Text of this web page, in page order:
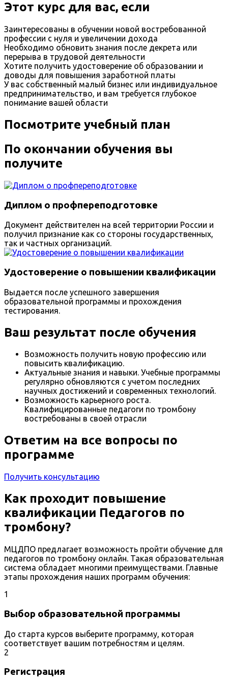
Этот курс для вас, если
Заинтересованы в обучении новой востребованной
профессии с нуля и увеличении дохода
Необходимо обновить знания после декрета или
перерыва в трудовой деятельности
Хотите получить удостоверение об образовании и
доводы для повышения заработной платы
У вас собственный малый бизнес или индивидуальное
предпринимательство, и вам требуется глубокое
понимание вашей области
Посмотрите учебный план
По окончании обучения вы
получите
Диплом о профпереподготовке
Документ действителен на всей территории России и
получил признание как со стороны государственных,
так и частных организаций.
Удостоверение о повышении квалификации
Выдается после успешного завершения
образовательной программы и прохождения
тестирования.
Ваш результат после обучения
Возможность получить новую профессию или
повысить квалификацию.
Актуальные знания и навыки. Учебные программы
регулярно обновляются с учетом последних
научных достижений и современных технологий.
Возможность карьерного роста.
Квалифицированные педагоги по тромбону
востребованы в своей отрасли
Ответим на все вопросы по
программе
Получить консультацию
Как проходит повышение
квалификации Педагогов по
тромбону?
МЦДПО предлагает возможность пройти обучение для
педагогов по тромбону онлайн. Такая образовательная
система обладает многими преимуществами. Главные
этапы прохождения наших программ обучения:
1
Выбор образовательной программы
До старта курсов выберите программу, которая
соответствует вашим потребностям и целям.
2
Регистрация